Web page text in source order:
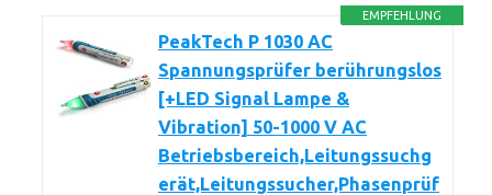
EMPFEHLUNG
PeakTech P 1030 AC
Spannungsprüfer berührungslos
[+LED Signal Lampe &
Vibration] 50-1000 V AC
Betriebsbereich,Leitungssuchg
erät,Leitungssucher,Phasenprüf